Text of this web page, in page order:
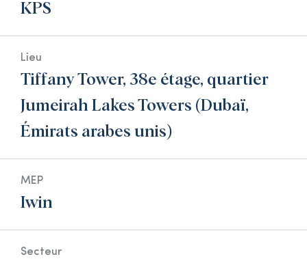
KPS
Lieu
Tiffany Tower, 38e étage, quartier
Jumeirah Lakes Towers (Dubaï,
Émirats arabes unis)
MEP
Iwin
Secteur